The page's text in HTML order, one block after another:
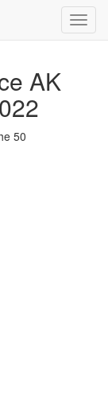
AK
50